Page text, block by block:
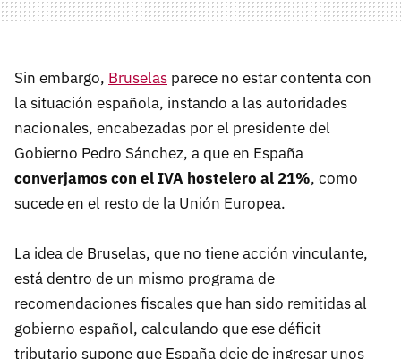
Sin embargo, Bruselas parece no estar contenta con
la situación española, instando a las autoridades
nacionales, encabezadas por el presidente del
Gobierno Pedro Sánchez, a que en España
converjamos con el IVA hostelero al 21%, como
sucede en el resto de la Unión Europea.
La idea de Bruselas, que no tiene acción vinculante,
está dentro de un mismo programa de
recomendaciones fiscales que han sido remitidas al
gobierno español, calculando que ese déficit
tributario supone que España deje de ingresar unos